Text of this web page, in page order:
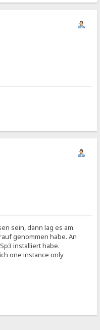
sein, dann lag es am
genommen habe. An
installiert habe.
one instance only